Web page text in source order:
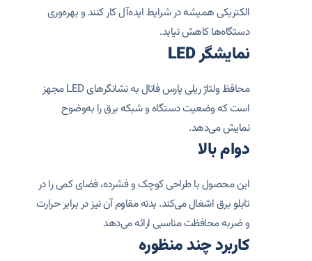
الکتریکی همیشه در شرایط ایده‌آل کار کنند و بهره‌وری
دستگاه‌ها کاهش نیابد.
نمایشگر LED
محافظ ولتاژ ریلی پارس فانال به نشانگرهای LED مجهز
است که وضعیت دستگاه و شبکه برق را به‌وضوح
نمایش می‌دهد.
دوام بالا
این محصول با طراحی کوچک و فشرده، فضای کمی را در
تابلو برق اشغال می‌کند. بدنه مقاوم آن نیز در برابر حرارت
و ضربه محافظت مناسبی ارائه می‌دهد
کاربرد چند منظوره